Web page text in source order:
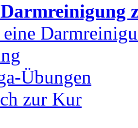
Übungen
zur Kur